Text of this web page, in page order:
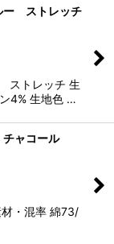
ストレッチ
ストレッチ 生
4% 生地色 …
ャコール
・混率 綿73/